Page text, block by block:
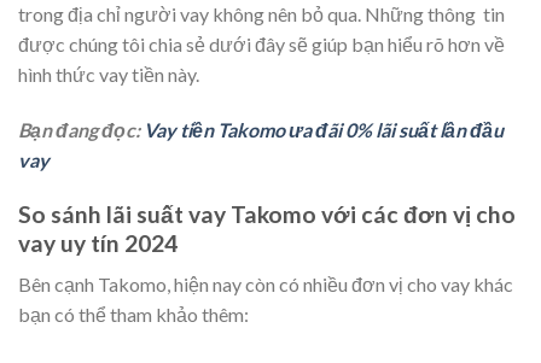
trong địa chỉ người vay không nên bỏ qua. Những thông tin
được chúng tôi chia sẻ dưới đây sẽ giúp bạn hiểu rõ hơn về
hình thức vay tiền này.
Bạn đang đọc: Vay tiền Takomo ưa đãi 0% lãi suất lần đầu
vay
So sánh lãi suất vay Takomo với các đơn vị cho
vay uy tín 2024
Bên cạnh Takomo, hiện nay còn có nhiều đơn vị cho vay khác
bạn có thể tham khảo thêm: